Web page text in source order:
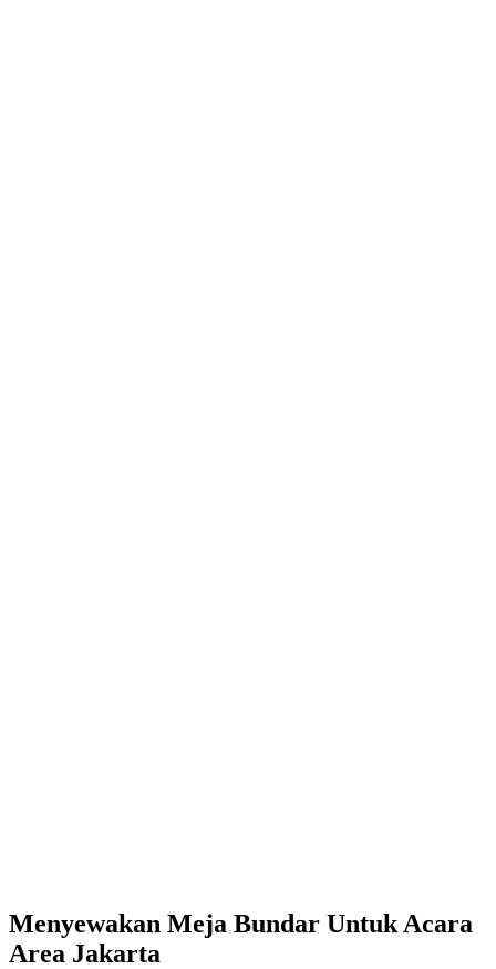
Menyewakan Meja Bundar Untuk Acara
Area Jakarta